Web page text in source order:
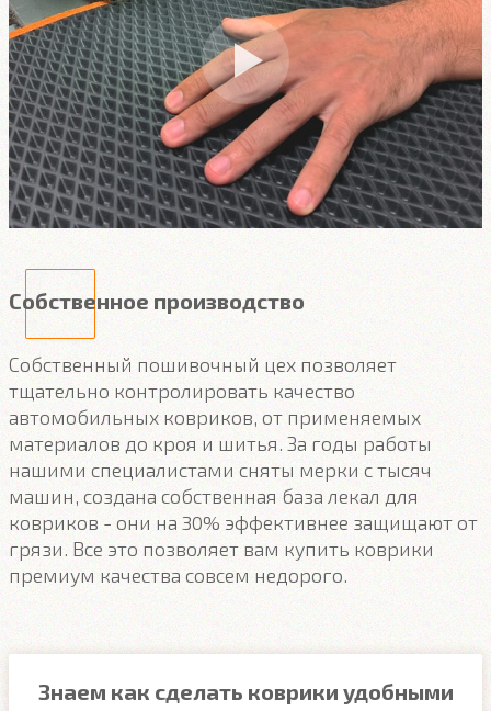
Собственное производство
Собственный пошивочный цех позволяет
тщательно контролировать качество
автомобильных ковриков, от применяемых
материалов до кроя и шитья. За годы работы
нашими специалистами сняты мерки с тысяч
машин, создана собственная база лекал для
ковриков - они на 30% эффективнее защищают от
грязи. Все это позволяет вам купить коврики
премиум качества совсем недорого.
Знаем как сделать коврики удобными